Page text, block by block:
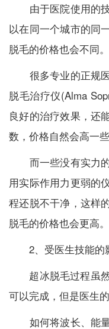
由于医院使用的技
以在同一个城市的同
脱毛的价格也会不同。
很多专业的正规医
脱毛治疗仪(Alma
良好的治疗效果，还
数，价格自然会高一些
而一些没有实力的
用实际作用力更弱的
程还脱不干净，这样
脱毛的价格也会更高。
2、受医生技能的
超冰脱毛过程虽然
可以完成，但是医生
如何将波长、能量